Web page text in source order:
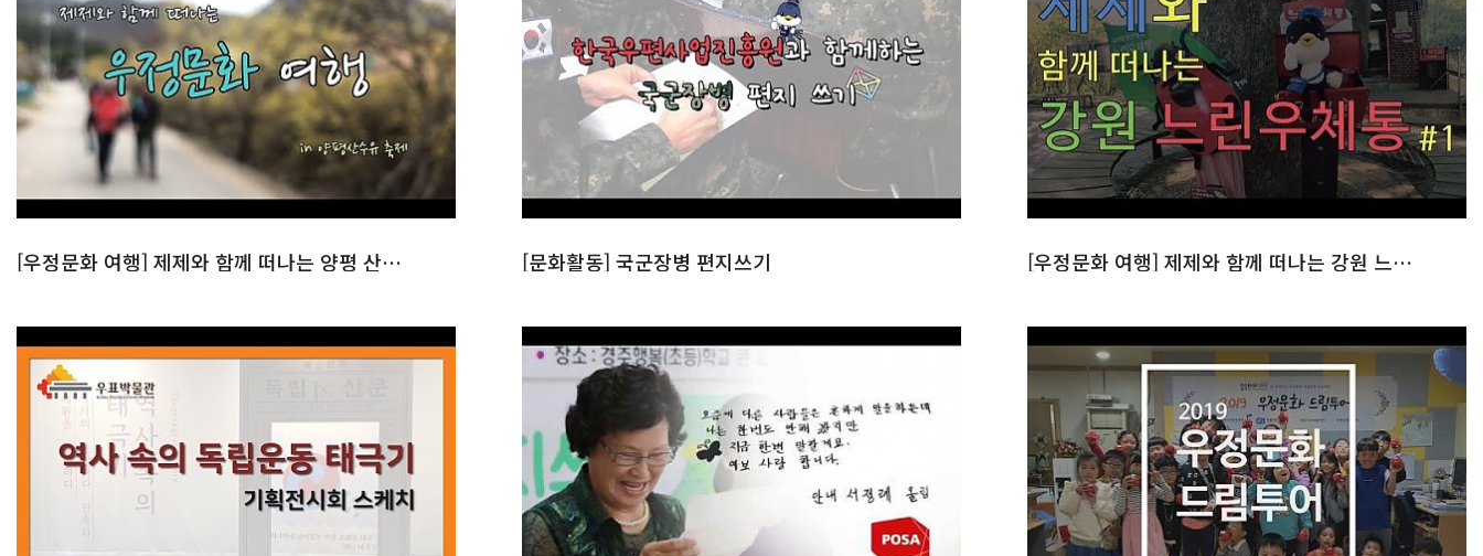
[우정문화 여행] 제제와 함께 떠나는 양평 산수유축제 [문화활동] 국군장병 편지쓰기 [우정문화 여행] 제제와 함께 떠나는 강원 느린 우체통